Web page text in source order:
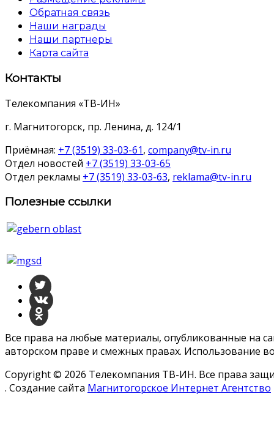
Обратная связь
Наши награды
Наши партнеры
Карта сайта
Контакты
Телекомпания «ТВ-ИН»
г. Магнитогорск, пр. Ленина, д. 124/1
Приёмная: +7 (3519) 33-03-61, company@tv-in.ru
Отдел новостей +7 (3519) 33-03-65
Отдел рекламы +7 (3519) 33-03-63, reklama@tv-in.ru
Полезные ссылки
Все права на любые материалы, опубликованные на
авторском праве и смежных правах. Использование
Copyright © 2026 Телекомпания ТВ-ИН. Все права
. Создание сайта Магнитогорское Интернет Агентство